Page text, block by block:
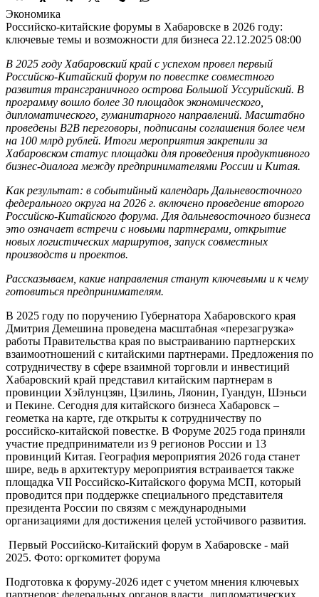
Экономика
Российско-китайские форумы в Хабаровске в 2026 году:
ключевые темы и возможности для бизнеса 22.12.2025 08:00
В 2025 году Хабаровский край с успехом провел первый
Российско-Китайский форум по повестке совместного
развития трансграничного острова Большой Уссурийский. В
программу вошло более 30 площадок экономического,
дипломатического, гуманитарного направлений. Масштабно
проведены B2B переговоры, подписаны соглашения более чем
на 100 млрд рублей. Итоги мероприятия закрепили за
Хабаровском статус площадки для проведения продуктивного
бизнес-диалога между предпринимателями России и Китая.
Как результат: в событийный календарь Дальневосточного
федерального округа на 2026 г. включено проведение второго
Российско-Китайского форума. Для дальневосточного бизнеса
это означает встречи с новыми партнерами, открытие
новых логистических маршрутов, запуск совместных
производств и проектов.
Рассказываем, какие направления станут ключевыми и к чему
готовиться предпринимателям.
В 2025 году по поручению Губернатора Хабаровского края
Дмитрия Демешина проведена масштабная «перезагрузка»
работы Правительства края по выстраиванию партнерских
взаимоотношений с китайскими партнерами. Предложения по
сотрудничеству в сфере взаимной торговли и инвестиций
Хабаровский край представил китайским партнерам в
провинции Хэйлунцзян, Цзилинь, Ляонин, Гуандун, Шэньси
и Пекине. Сегодня для китайского бизнеса Хабаровск –
геометка на карте, где открыты к сотрудничеству по
российско-китайской повестке. В Форуме 2025 года приняли
участие предприниматели из 9 регионов России и 13
провинций Китая. География мероприятия 2026 года станет
шире, ведь в архитектуру мероприятия встраивается также
площадка VII Российско-Китайского форума МСП, который
проводится при поддержке специального представителя
президента России по связям с международными
организациями для достижения целей устойчивого развития.
Первый Российско-Китайский форум в Хабаровске - май
2025. Фото: оргкомитет форума
Подготовка к форуму-2026 идет с учетом мнения ключевых
партнеров: федеральных органов власти, дипломатических